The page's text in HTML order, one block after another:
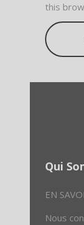
this
Qui
EN
Nous